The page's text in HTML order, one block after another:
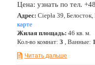
Цена: узнать по тел.
Адрес: Ciepła 39,
карте
Жилая площадь: 46 кв. м.
Кол-во комнат: 3 , Ванные: 1
Читать дальше